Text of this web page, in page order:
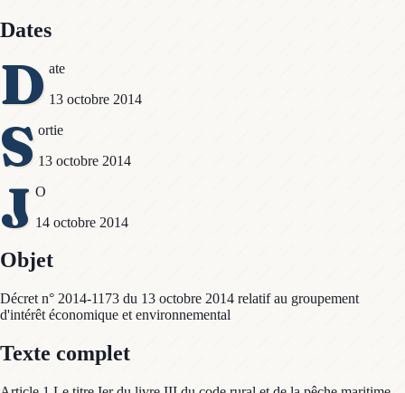
Dates
D ate
13 octobre 2014
S ortie
13 octobre 2014
J O
14 octobre 2014
Objet
Décret n° 2014-1173 du 13 octobre 2014 relatif au groupement
d'intérêt économique et environnemental
Texte complet